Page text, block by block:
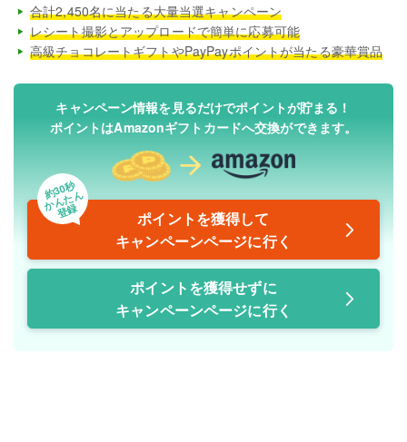
合計2,450名に当たる大量当選キャンペーン
レシート撮影とアップロードで簡単に応募可能
高級チョコレートギフトやPayPayポイントが当たる豪華賞品
キャンペーン情報を見るだけでポイントが貯まる！
ポイントはAmazonギフトカードへ交換ができます。
約30秒
かんたん
登録
ポイントを獲得して
キャンペーンページに行く
ポイントを獲得せずに
キャンペーンページに行く